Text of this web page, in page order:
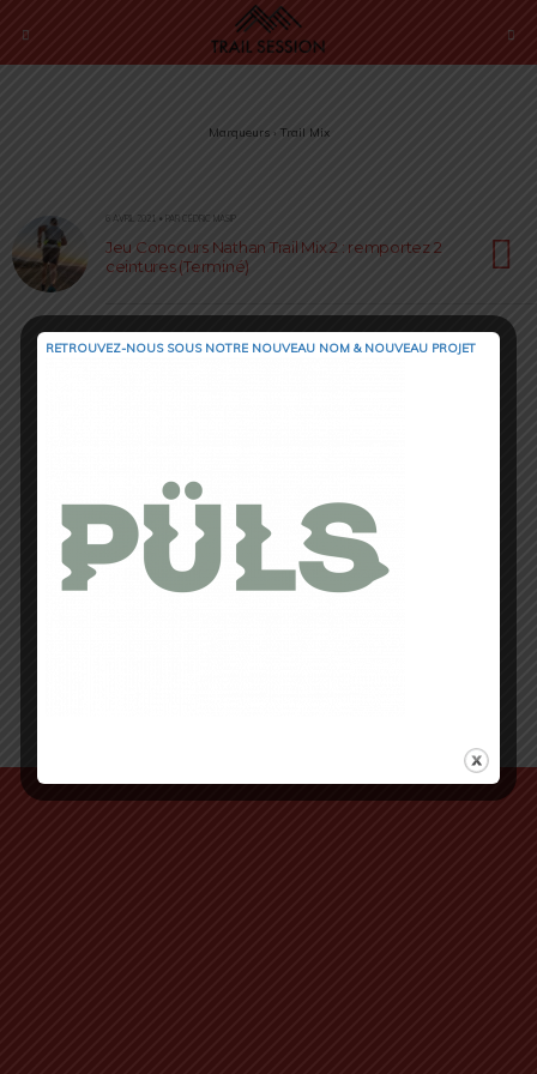
Marqueurs › Trail Mix
6 AVRIL 2021 • PAR CÉDRIC MASIP
Jeu Concours Nathan Trail Mix 2 : remportez 2
ceintures (Terminé)
RETROUVEZ-NOUS SOUS NOTRE NOUVEAU NOM & NOUVEAU PROJET